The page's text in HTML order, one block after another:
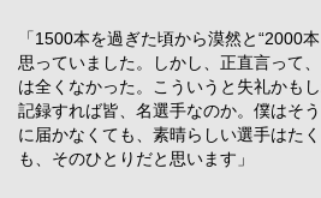
「1500本を過ぎた頃から漠然と“2000
思っていました。しかし、正直言って
は全くなかった。こういうと失礼かも
記録すれば皆、名選手なのか。僕はそ
に届かなくても、素晴らしい選手はた
も、そのひとりだと思います」